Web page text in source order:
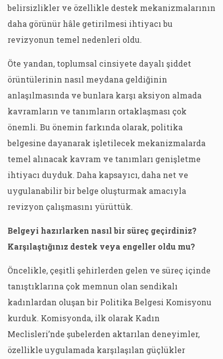
belirsizlikler ve özellikle destek mekanizmalarının
daha görünür hâle getirilmesi ihtiyacı bu
revizyonun temel nedenleri oldu.
Öte yandan, toplumsal cinsiyete dayalı şiddet
örüntülerinin nasıl meydana geldiğinin
anlaşılmasında ve bunlara karşı aksiyon almada
kavramların ve tanımların ortaklaşması çok
önemli. Bu önemin farkında olarak, politika
belgesine dayanarak işletilecek mekanizmalarda
temel alınacak kavram ve tanımları genişletme
ihtiyacı duyduk. Daha kapsayıcı, daha net ve
uygulanabilir bir belge oluşturmak amacıyla
revizyon çalışmasını yürüttük.
Belgeyi hazırlarken nasıl bir süreç geçirdiniz?
Karşılaştığınız destek veya engeller oldu mu?
Öncelikle, çeşitli şehirlerden gelen ve süreç içinde
tanıştıklarına çok memnun olan sendikalı
kadınlardan oluşan bir Politika Belgesi Komisyonu
kurduk. Komisyonda, ilk olarak Kadın
Meclisleri’nde şubelerden aktarılan deneyimler,
özellikle uygulamada karşılaşılan güçlükler